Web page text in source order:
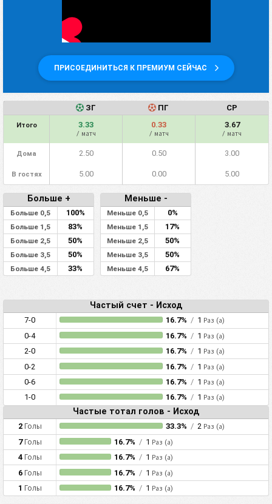
ПРИСОЕДИНИТЬСЯ К ПРЕМИУМ СЕЙЧАС
ЗГ ПГ СР
Итого 3.33
/ матч
0.33
/ матч
3.67
/ матч
Дома 2.50 0.50 3.00
В гостях 5.00 0.00 5.00
Больше +
Больше 0,5 100%
Больше 1,5 83%
Больше 2,5 50%
Больше 3,5 50%
Больше 4,5 33%
Меньше -
Меньше 0,5 0%
Меньше 1,5 17%
Меньше 2,5 50%
Меньше 3,5 50%
Меньше 4,5 67%
Частый счет - Исход
7-0 16.7% /1 Раз (а)
0-4 16.7% /1 Раз (а)
2-0 16.7% /1 Раз (а)
0-2 16.7% /1 Раз (а)
0-6 16.7% /1 Раз (а)
1-0 16.7% /1 Раз (а)
Частые тотал голов - Исход
2 Голы 33.3% /2 Раз (а)
7Голы 16.7% / 1 Раз (а)
4 Голы 16.7% / 1 Раз (а)
6 Голы 16.7% / 1 Раз (а)
1 Голы 16.7% / 1 Раз (а)